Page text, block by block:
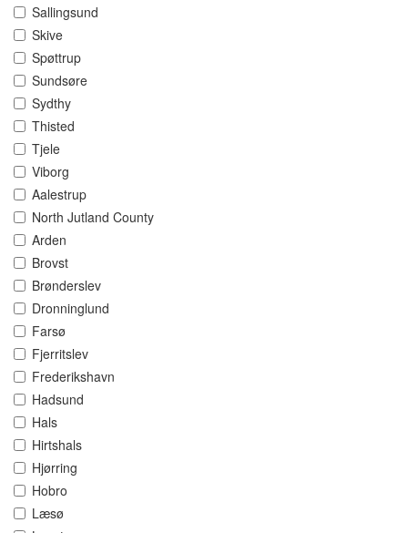
Sallingsund
Skive
Spøttrup
Sundsøre
Sydthy
Thisted
Tjele
Viborg
Aalestrup
North Jutland County
Arden
Brovst
Brønderslev
Dronninglund
Farsø
Fjerritslev
Frederikshavn
Hadsund
Hals
Hirtshals
Hjørring
Hobro
Læsø